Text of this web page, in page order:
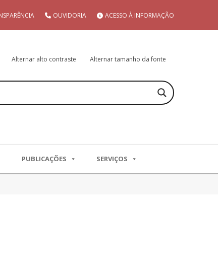
OUVIDORIA ACESSO À INFORMAÇÃO
Alternar alto contraste Alternar tamanho da fonte
PUBLICAÇÕES SERVIÇOS